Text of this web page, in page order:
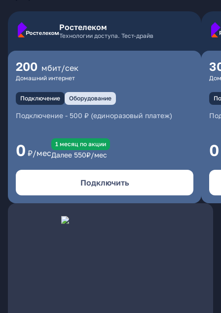
Ростелеком
Технологии доступа. Тест-драйв
200 мбит/сек
Домашний интернет
Подключение Оборудование
Подключение - 500 ₽ (единоразовый платеж)
0 ₽/мес
1 месяц по акции
Далее 550₽/мес
Подключить
0